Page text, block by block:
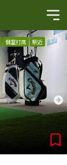
1/
個室打席
駅近